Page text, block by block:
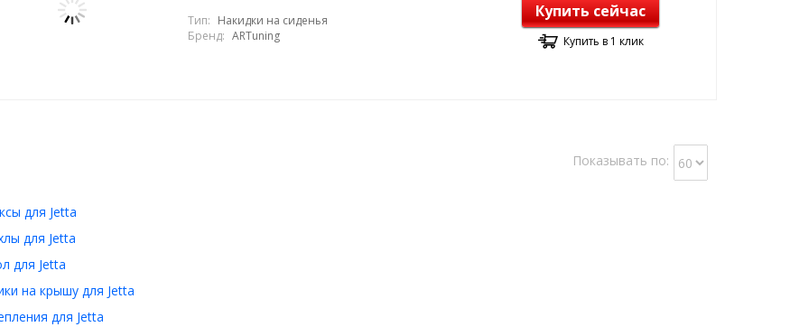
Тип: Накидки на сиденья
Бренд: ARTuning
Купить сейчас
Купить в 1 клик
Показывать по:
для Jetta
для Jetta
для Jetta
на крышу для Jetta
для Jetta